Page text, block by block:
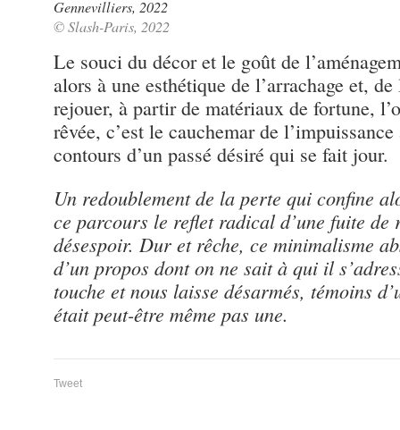
Gennevilliers, 2022
© Slash-Paris, 2022
Le souci du décor et le goût de
alors à une esthétique de l’arrachage et,
rejouer, à partir de matériaux de fortune,
rêvée, c’est le cauchemar de
contours d’un passé désiré qui se fait jour.
Un redoublement de la perte qui confine
ce parcours le reflet radical d’une fuite de
désespoir. Dur et rêche, ce minimalisme
d’un propos dont on ne sait à qui il
touche et nous laisse désarmés, témoins
était peut-être même pas une.
Tweet